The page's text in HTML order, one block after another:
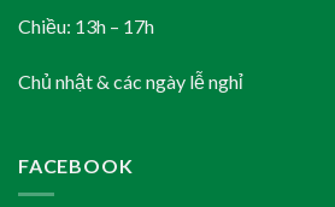
Chiều: 13h – 17h
Chủ nhật & các ngày lễ nghỉ
FACEBOOK